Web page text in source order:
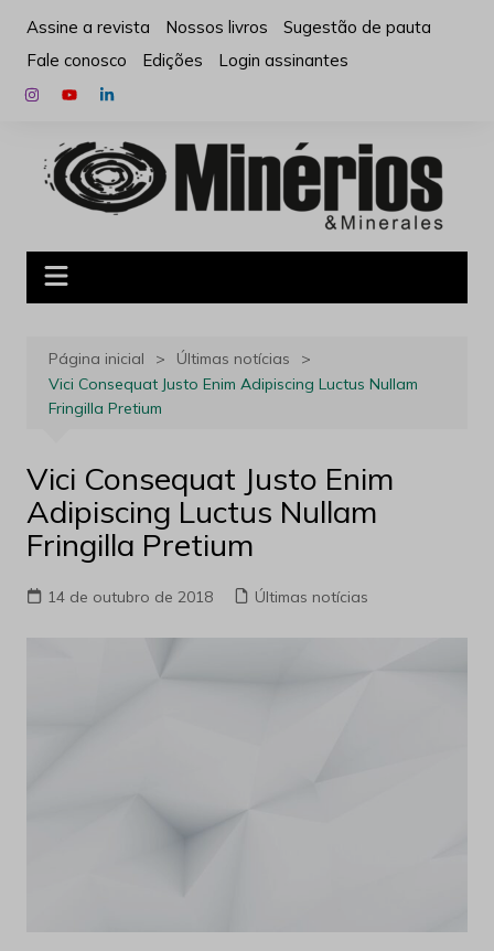
para
conteúdo
Assine a revista Nossos livros
Sugestão de pauta
Fale conosco
Edições Login assinantes
Página inicial
Últimas notícias
Vici Consequat Justo Enim Adipiscing Luctus Nullam
Fringilla Pretium
Vici Consequat Justo Enim
Adipiscing Luctus Nullam
Fringilla Pretium
14 de outubro de 2018 Últimas notícias